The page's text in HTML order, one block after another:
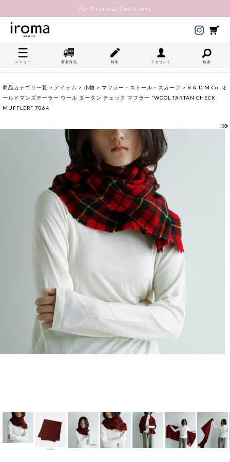
For Overseas Customers
メニュー 新着商品 特集 アカウント 検索
商品カテゴリ一覧 > アイテム > 小物 > マフラー・ストール・スカーフ > R & D.M.Co- オ
ールドマンズテーラー ウール タータン チェック マフラー “WOOL TARTAN CHECK
MUFFLER” 7064